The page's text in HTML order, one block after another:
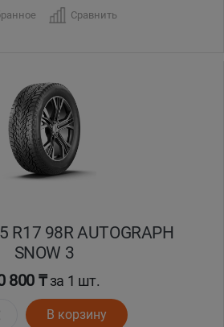
Сравнить
R17 98R AUTOGRAPH
SNOW 3
800 ₸за 1 шт.
В корзину